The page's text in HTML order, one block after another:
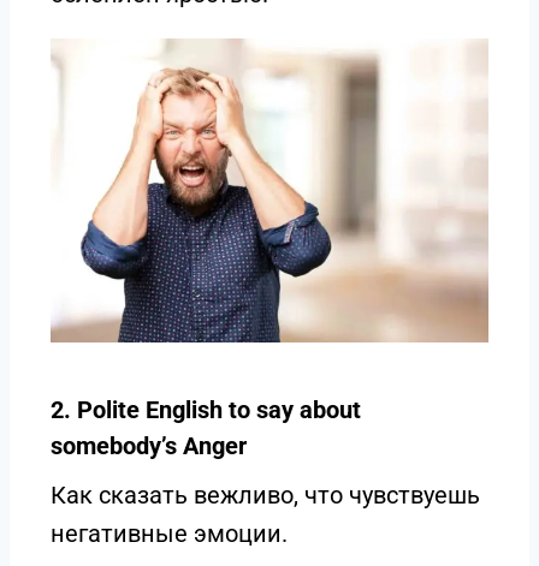
2. Polite English to say about
somebody’s Anger
Как сказать вежливо, что чувствуешь
негативные эмоции.